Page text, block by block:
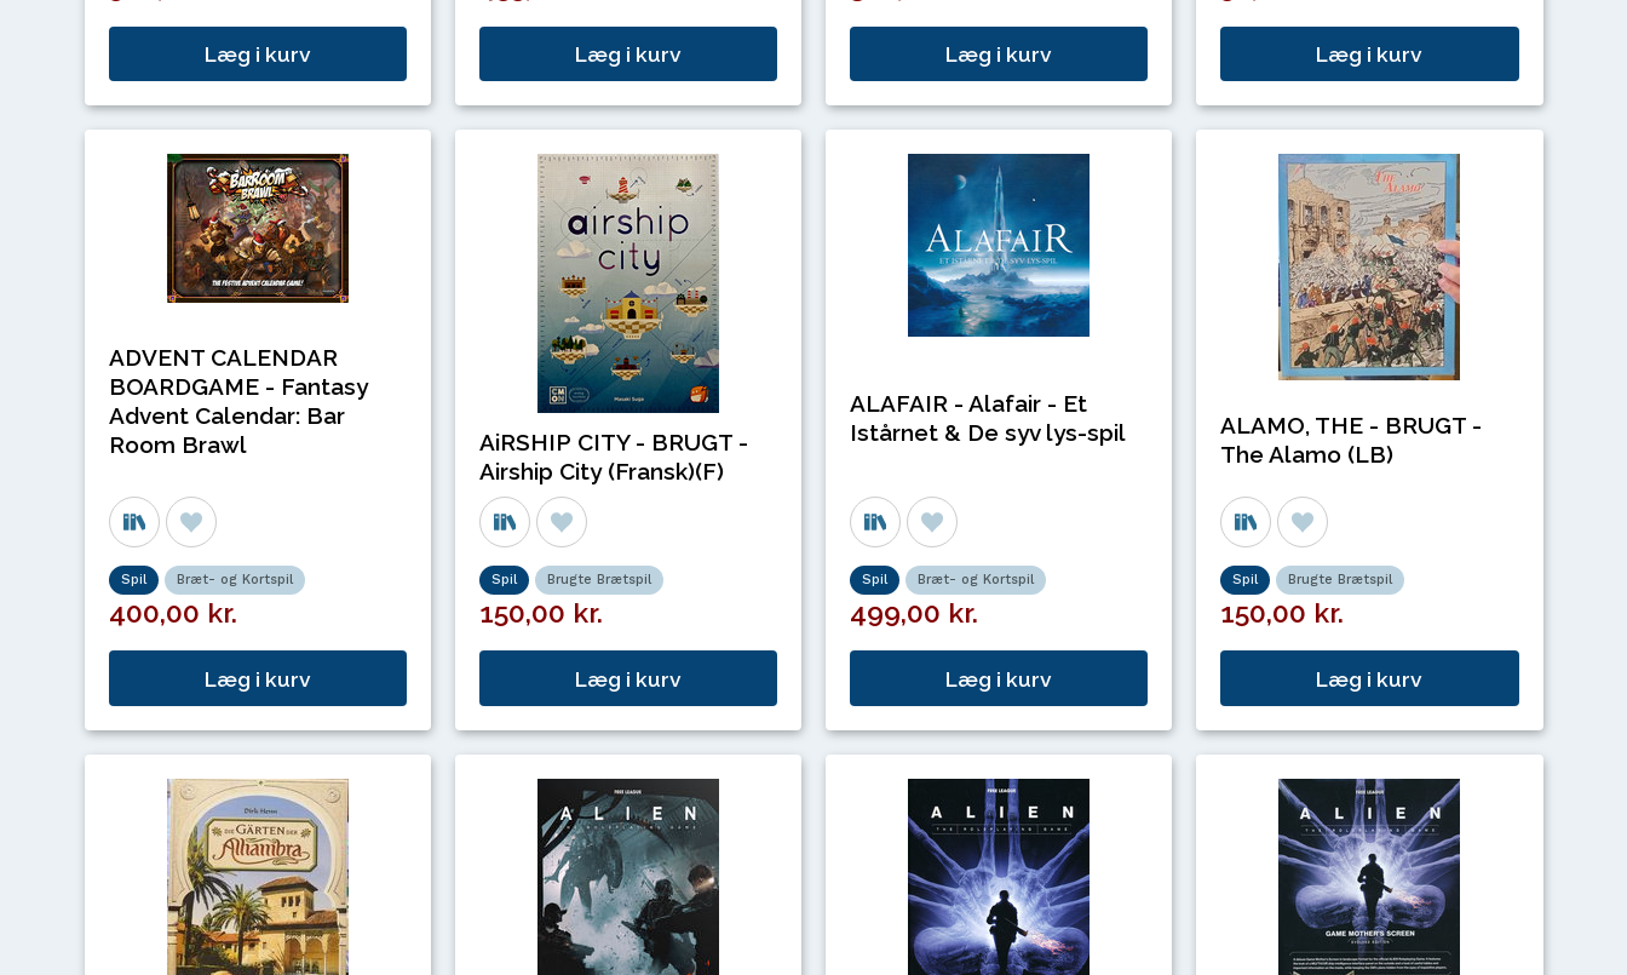
Læg i kurv Læg i kurv Læg i kurv Læg i kurv
ADVENT CALENDAR
BOARDGAME - Fantasy
Advent Calendar: Bar
Room Brawl
Spil Bræt- og Kortspil
400,00 kr.
Læg i kurv
AiRSHIP CITY - BRUGT -
Airship City (Fransk)(F)
Spil Brugte Brætspil
150,00 kr.
Læg i kurv
ALAFAIR - Alafair - Et
Istårnet & De syv lys-spil
Spil Bræt- og Kortspil
499,00 kr.
Læg i kurv
ALAMO, THE - BRUGT -
The Alamo (LB)
Spil Brugte Brætspil
150,00 kr.
Læg i kurv